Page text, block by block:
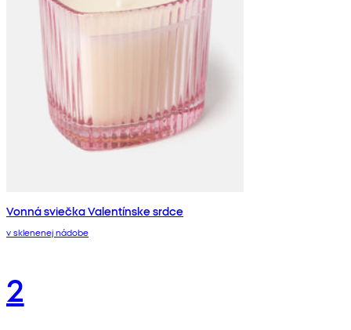
Vonná sviečka Valentínske srdce
v sklenenej nádobe
2